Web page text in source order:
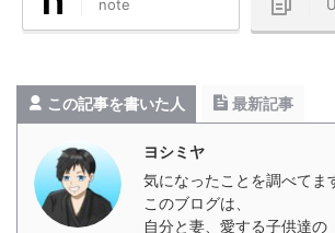
この記事を書いた人 最新記事
ヨシミヤ
気になったことを調べてます
このブログは、